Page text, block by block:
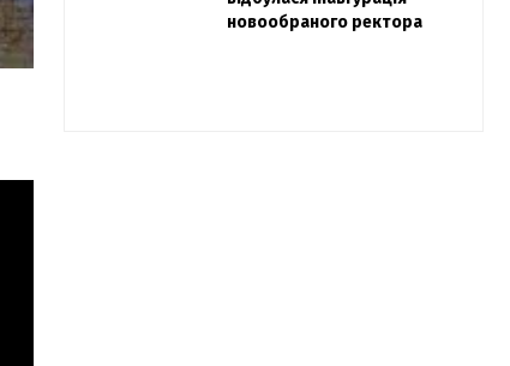
притуплює біль»: сестра
показав фото з весілля
новообраного ректора